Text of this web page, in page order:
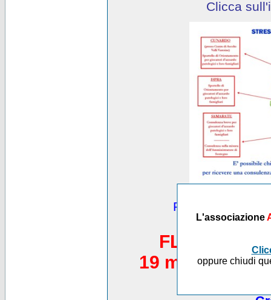
L'associazione
oppure chiudi
Clicca
Puoi vedere
FLASH
19 maggio